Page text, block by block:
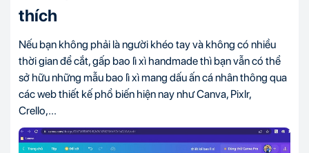
thích
Nếu bạn không phải là người khéo tay và không có nhiều
thời gian để cắt, gấp bao lì xì handmade thì bạn vẫn có thể
sở hữu những mẫu bao lì xì mang dấu ấn cá nhân thông qua
các web thiết kế phổ biến hiện nay như Canva, Pixlr,
Crello,...